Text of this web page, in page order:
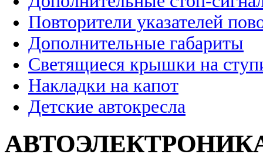
Повторители указателей
Дополнительные габариты
Светящиеся крышки на
Накладки на капот
Детские автокресла